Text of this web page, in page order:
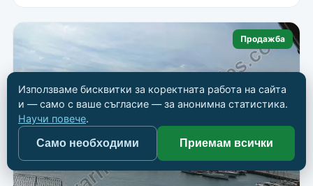
Продажба
Използваме бисквитки за коректната работа на сайта
и — само с ваше съгласие — за анонимна статистика.
Научи повече.
Само необходими Приемам всички